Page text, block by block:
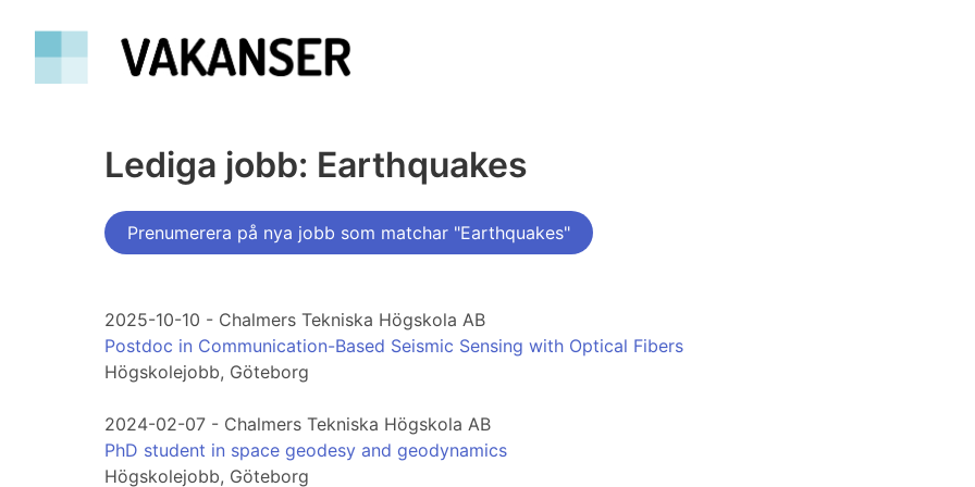
Lediga jobb: Earthquakes
Prenumerera på nya jobb som matchar "Earthquakes"
2025-10-10 - Chalmers Tekniska Högskola AB
Postdoc in Communication-Based Seismic Sensing with Optical Fibers
Högskolejobb, Göteborg
2024-02-07 - Chalmers Tekniska Högskola AB
PhD student in space geodesy and geodynamics
Högskolejobb, Göteborg